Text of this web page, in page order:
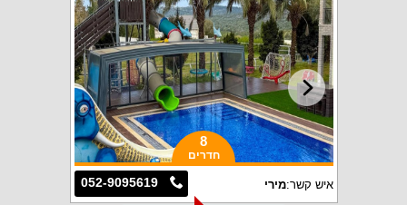
8
חדרים
052-9095619 איש קשר:מירי